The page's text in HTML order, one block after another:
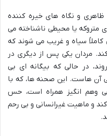
ظاهری و نگاه های خیره کننده
متروکه یا محیطی ناشناخته می
کاملاً سیاه و غریب می شوند که
مردان یکی پس از دیگری در
در حالی که بیگانه ای بی
آن هاست. این صحنه ها، که با
وهم انگیز همراه است، حس
و ماهیت غیرانسانی و بی رحم